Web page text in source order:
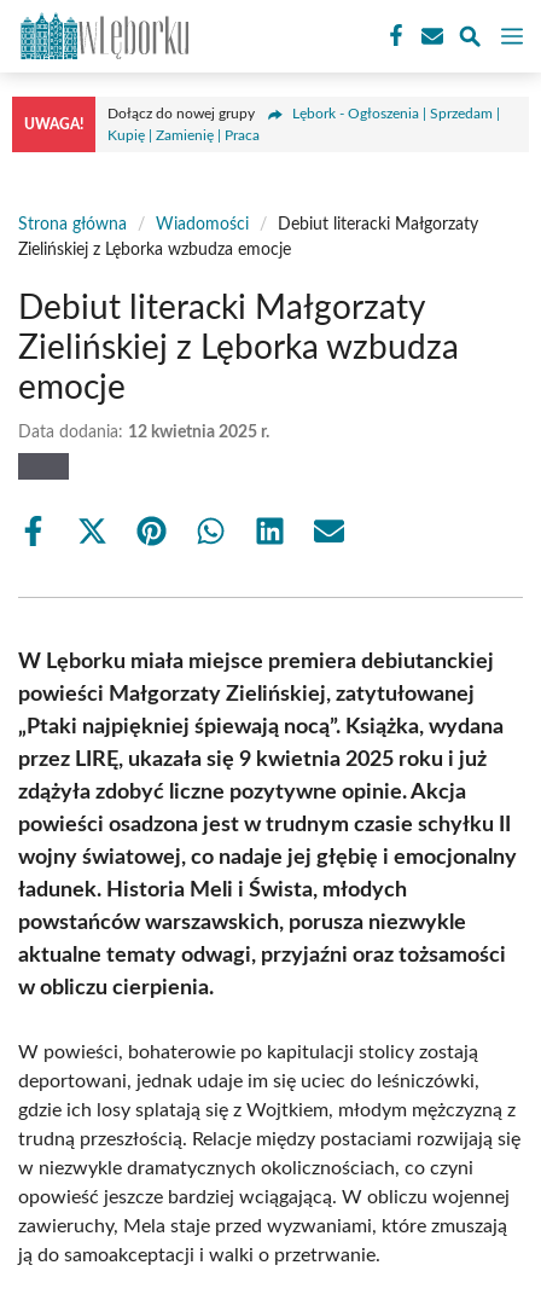
Przejdź
treści
UWAGA!
Dołącz do nowej grupy
Lębork - Ogłoszenia | Sprzedam |
Kupię | Zamienię | Praca
Strona główna / Wiadomości /
Debiut literacki Małgorzaty
Zielińskiej z Lęborka wzbudza emocje
Debiut literacki Małgorzaty
Zielińskiej z Lęborka wzbudza
emocje
Data dodania: 12 kwietnia 2025 r.
Share
Share
(Twitter)
Share Share Share Share
W Lęborku miała miejsce premiera debiutanckiej
powieści Małgorzaty Zielińskiej, zatytułowanej
„Ptaki najpiękniej śpiewają nocą”. Książka, wydana
przez LIRĘ, ukazała się 9 kwietnia 2025 roku i już
zdążyła zdobyć liczne pozytywne opinie. Akcja
powieści osadzona jest w trudnym czasie schyłku II
wojny światowej, co nadaje jej głębię i emocjonalny
ładunek. Historia Meli i Śwista, młodych
powstańców warszawskich, porusza niezwykle
aktualne tematy odwagi, przyjaźni oraz tożsamości
w obliczu cierpienia.
W powieści, bohaterowie po kapitulacji stolicy zostają
deportowani, jednak udaje im się uciec do leśniczówki,
gdzie ich losy splatają się z Wojtkiem, młodym mężczyzną z
trudną przeszłością. Relacje między postaciami rozwijają się
w niezwykle dramatycznych okolicznościach, co czyni
opowieść jeszcze bardziej wciągającą. W obliczu wojennej
zawieruchy, Mela staje przed wyzwaniami, które zmuszają
ją do samoakceptacji i walki o przetrwanie.